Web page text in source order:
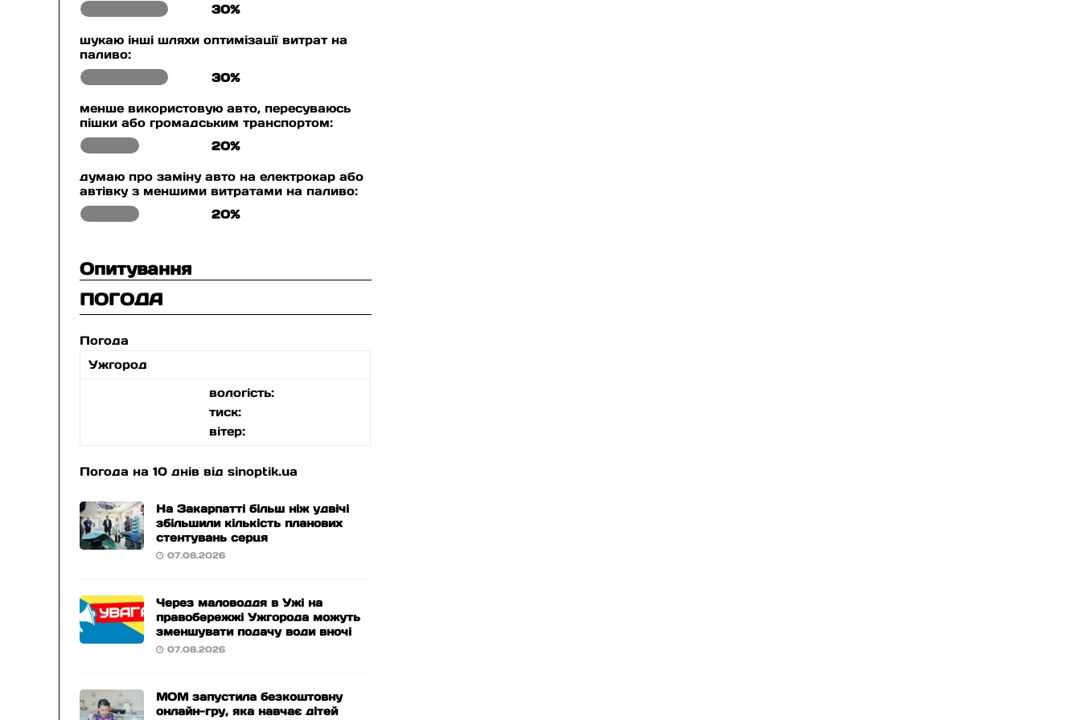
30%
шукаю інші шляхи оптимізації витрат на
паливо:
30%
менше використовую авто, пересуваюсь
пішки або громадським транспортом:
20%
думаю про заміну авто на електрокар або
автівку з меншими витратами на паливо:
20%
Опитування
ПОГОДА
Погода
Ужгород
вологість:
тиск:
вітер:
Погода на 10 днів відsinoptik.ua
На Закарпатті більш ніж удвічі
збільшили кількість планових
стентувань серця
07.08.2026
Через маловоддя в Ужі на
правобережжі Ужгорода можуть
зменшувати подачу води вночі
07.08.2026
МОМ запустила безкоштовну
онлайн-гру, яка навчає дітей